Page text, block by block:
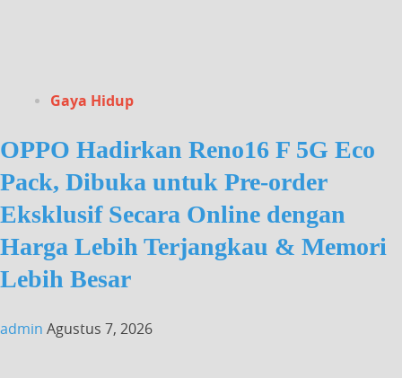
Gaya Hidup
OPPO Hadirkan Reno16 F 5G Eco
Pack, Dibuka untuk Pre-order
Eksklusif Secara Online dengan
Harga Lebih Terjangkau & Memori
Lebih Besar
admin Agustus 7, 2026